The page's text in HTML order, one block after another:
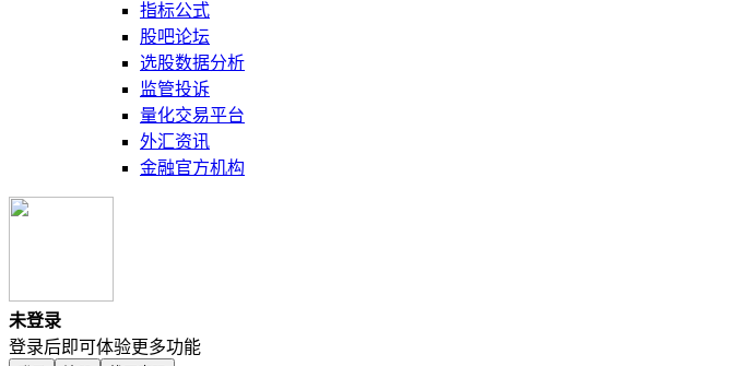
指标公式
股吧论坛
选股数据分析
监管投诉
量化交易平台
外汇资讯
金融官方机构
未登录
登录后即可体验更多功能